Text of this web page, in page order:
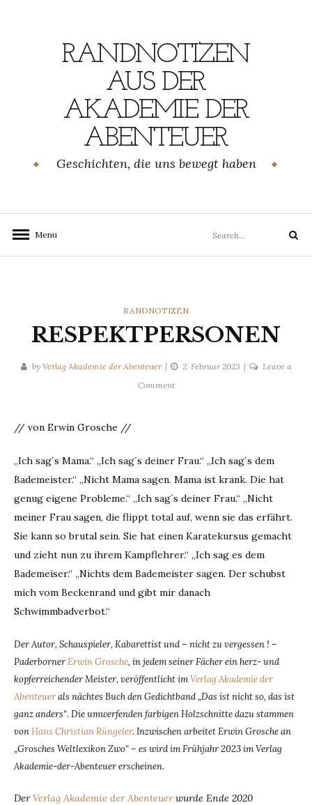
RANDNOTIZEN
AUS DER
AKADEMIE DER
ABENTEUER
Geschichten, die uns bewegt haben
Menu
for:
Search
CATEGORIES
RANDNOTIZEN
RESPEKTPERSONEN
by Verlag Akademie der Abenteuer 2. Februar 2023
Leave a
Commenton
// von Erwin Grosche //
„Ich sag´s Mama.“ „Ich sag´s deiner Frau.“ „Ich sag´s dem
Bademeister.“ „Nicht Mama sagen. Mama ist krank. Die hat
genug eigene Probleme.“ „Ich sag´s deiner Frau.“ „Nicht
meiner Frau sagen, die flippt total auf, wenn sie das erfährt.
Sie kann so brutal sein. Sie hat einen Karatekursus gemacht
und zieht nun zu ihrem Kampflehrer.“ „Ich sag es dem
Bademeiser.“ „Nichts dem Bademeister sagen. Der schubst
mich vom Beckenrand und gibt mir danach
Schwimmbadverbot.“
Der Autor, Schauspieler, Kabarettist und – nicht zu vergessen ! –
PaderbornerErwin Grosche, in jedem seiner Fächer ein herz- und
kopferreichender Meister, veröffentlicht imVerlag Akademie der
Abenteuerals nächtes Buch den Gedichtband „Das ist nicht so, das ist
ganz anders“. Die umwerfenden farbigen Holzschnitte dazu stammen
vonHans Christian Rüngeler. Inzwischen arbeitet Erwin Grosche an
„Grosches Weltlexikon Zwo“ – es wird im Frühjahr 2023 im Verlag
Akademie-der-Abenteuer erscheinen.
DerVerlag Akademie der Abenteuerwurde Ende 2020